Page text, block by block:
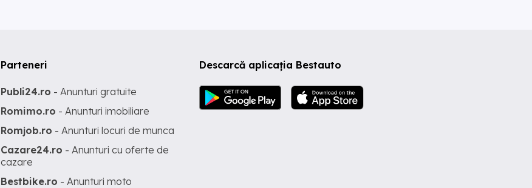
Descarcă aplicația Bestauto
Parteneri
Publi24.ro - Anunturi gratuite
Romimo.ro - Anunturi imobiliare
Romjob.ro - Anunturi locuri de munca
Cazare24.ro - Anunturi cu oferte de
cazare
Bestbike.ro - Anunturi moto